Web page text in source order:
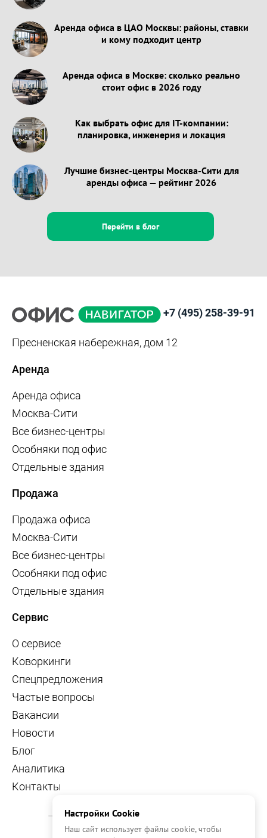
Аренда офиса в ЦАО Москвы: районы, ставки
и кому подходит центр
Аренда офиса в Москве: сколько реально
стоит офис в 2026 году
Как выбрать офис для IT-компании:
планировка, инженерия и локация
Лучшие бизнес-центры Москва-Сити для
аренды офиса — рейтинг 2026
Перейти в блог
+7 (495) 258-39-91
Пресненская набережная, дом 12
Аренда
Аренда офиса
Москва-Сити
Все бизнес-центры
Особняки под офис
Отдельные здания
Продажа
Продажа офиса
Москва-Сити
Все бизнес-центры
Особняки под офис
Отдельные здания
Сервис
О сервисе
Коворкинги
Спецпредложения
Частые вопросы
Вакансии
Новости
Блог
Аналитика
Контакты
Настройки Cookie
Наш сайт использует файлы cookie, чтобы